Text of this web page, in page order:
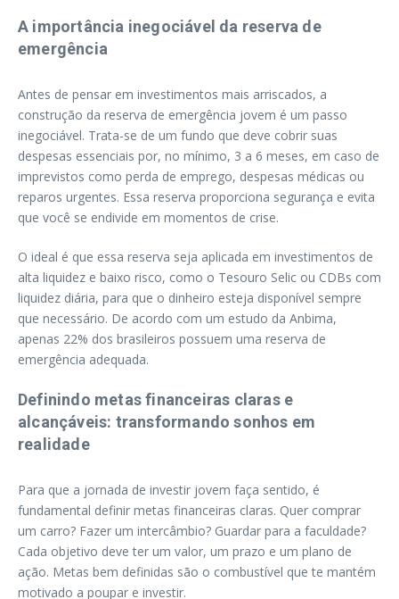
A importância inegociável da reserva de
emergência
Antes de pensar em investimentos mais arriscados, a
construção da reserva de emergência jovem é um passo
inegociável. Trata-se de um fundo que deve cobrir suas
despesas essenciais por, no mínimo, 3 a 6 meses, em caso de
imprevistos como perda de emprego, despesas médicas ou
reparos urgentes. Essa reserva proporciona segurança e evita
que você se endivide em momentos de crise.
O ideal é que essa reserva seja aplicada em investimentos de
alta liquidez e baixo risco, como o Tesouro Selic ou CDBs com
liquidez diária, para que o dinheiro esteja disponível sempre
que necessário. De acordo com um estudo da Anbima,
apenas 22% dos brasileiros possuem uma reserva de
emergência adequada.
Definindo metas financeiras claras e
alcançáveis: transformando sonhos em
realidade
Para que a jornada de investir jovem faça sentido, é
fundamental definir metas financeiras claras. Quer comprar
um carro? Fazer um intercâmbio? Guardar para a faculdade?
Cada objetivo deve ter um valor, um prazo e um plano de
ação. Metas bem definidas são o combustível que te mantém
motivado a poupar e investir.